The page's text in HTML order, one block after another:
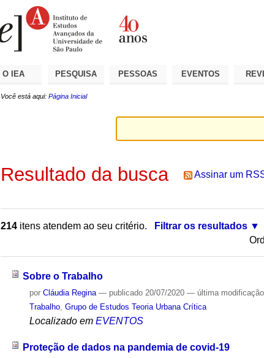
O IEA PESQUISA PESSOAS EVENTOS
Você está aqui: Página Inicial
Resultado da busca Assinar um
214 itens atendem ao seu critério.
Filtrar os resultados
Sobre o Trabalho
porCláudia Regina — publicado 20/07/2020— última modificação
Trabalho ,Grupo de Estudos Teoria Urbana Crítica
Localizado em EVENTOS
Proteção de dados na pandemia de covid-19